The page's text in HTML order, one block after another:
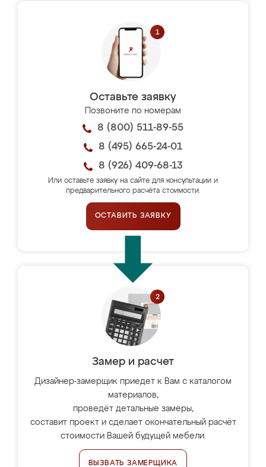
Оставьте заявку
Позвоните по номерам
8 (800) 511-89-55
8 (495) 665-24-01
8 (926) 409-68-13
Или оставьте заявку на сайте для консультации и
предварительного расчёта стоимости.
ОСТАВИТЬ ЗАЯВКУ
Замер и расчет
Дизайнер-замерщик приедет к Вам с каталогом
материалов,
проведёт детальные замеры,
составит проект и сделает окончательный расчёт
стоимости Вашей будущей мебели.
ВЫЗВАТЬ ЗАМЕРЩИКА